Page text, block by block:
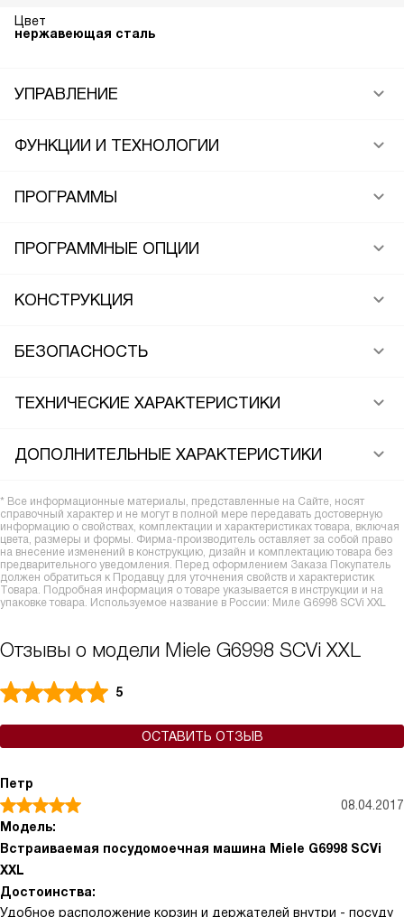
Цвет
нержавеющая сталь
УПРАВЛЕНИЕ
ФУНКЦИИ И ТЕХНОЛОГИИ
ПРОГРАММЫ
ПРОГРАММНЫЕ ОПЦИИ
КОНСТРУКЦИЯ
БЕЗОПАСНОСТЬ
ТЕХНИЧЕСКИЕ ХАРАКТЕРИСТИКИ
ДОПОЛНИТЕЛЬНЫЕ ХАРАКТЕРИСТИКИ
* Все информационные материалы, представленные на Сайте, носят
справочный характер и не могут в полной мере передавать достоверную
информацию о свойствах, комплектации и характеристиках товара, включая
цвета, размеры и формы. Фирма-производитель оставляет за собой право
на внесение изменений в конструкцию, дизайн и комплектацию товара без
предварительного уведомления. Перед оформлением Заказа Покупатель
должен обратиться к Продавцу для уточнения свойств и характеристик
Товара. Подробная информация о товаре указывается в инструкции и на
упаковке товара. Используемое название в России: Миле G6998 SCVi XXL
Отзывы о модели Miele G6998 SCVi XXL
5
ОСТАВИТЬ ОТЗЫВ
Петр
08.04.2017
Модель:
Встраиваемая посудомоечная машина Miele G6998 SCVi
XXL
Достоинства:
Удобное расположение корзин и держателей внутри - посуду